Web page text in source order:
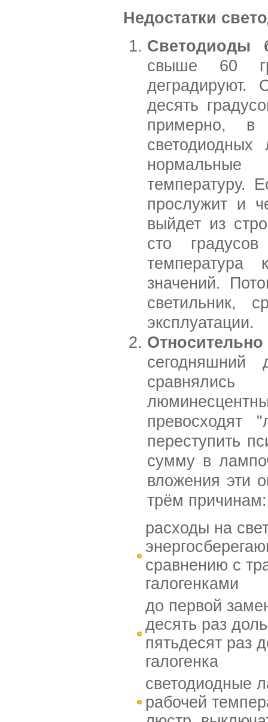
Недостатки
Светодиоды
свыше 60
десять
примерно,
светодиодных
нормальные
температуру.
прослужит и
выйдет из
сто
температура
значений.
светильник,
эксплуатации.
переступить
сумму в
вложения эти
трём причинам:
расходы на
сравнению с
галогенками
до первой
десять раз
пятьдесят раз
галогенка
светодиодные
рабочей